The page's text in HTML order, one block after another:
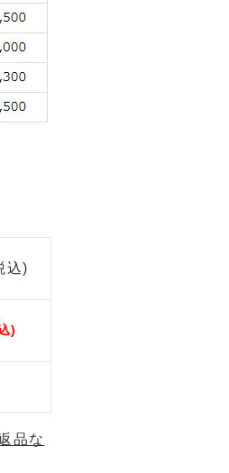
込)
)
品な